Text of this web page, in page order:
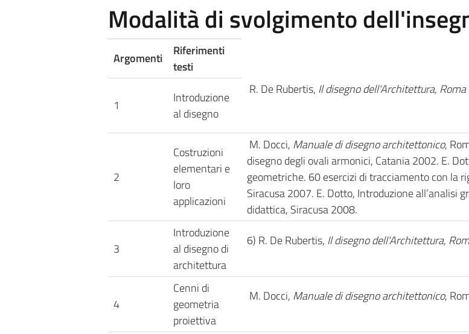
Modalità di svolgimento
Argomenti
Riferimenti
testi
1
Introduzione
al disegno
R. De Rubertis, Il disegno dell'Architettura,
2
Costruzioni
elementari e
loro
applicazioni
M. Docci, Manuale di disegno architettonico,
disegno degli ovali armonici, Catania 2002. E.
geometriche. 60 esercizi di tracciamento con la
Siracusa 2007. E. Dotto, Introduzione all’analisi
didattica, Siracusa 2008.
3
Introduzione
al disegno di
architettura
6) R. De Rubertis, Il disegno dell'Architettura,
4
Cenni di
geometria
proiettiva
M. Docci, Manuale di disegno architettonico,